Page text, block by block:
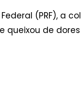
(PRF), a
de